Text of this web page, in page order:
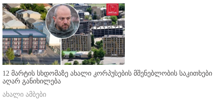
12 მარტის სხდომაზე ახალი კორპუსების მშენებლობის საკითხები
აღარ განიხილება
ახალი ამბები